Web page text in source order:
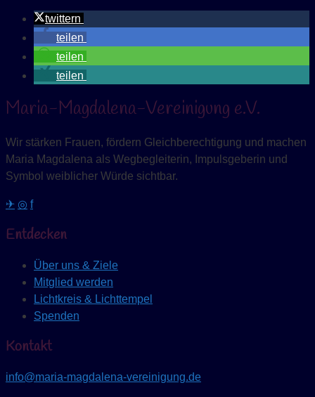
twittern
teilen
teilen
teilen
Maria-Magdalena-Vereinigung e.V.
Wir stärken Frauen, fördern Gleichberechtigung und machen
Maria Magdalena als Wegbegleiterin, Impulsgeberin und
Symbol weiblicher Würde sichtbar.
✈ ◎ f
Entdecken
Über uns & Ziele
Mitglied werden
Lichtkreis & Lichttempel
Spenden
Kontakt
info@maria-magdalena-vereinigung.de